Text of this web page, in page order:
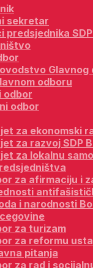
sekretar
predsjednika
Glavnog
odboru
odbor
odbor
za ekonomski
za razvoj SDP
za lokalnu
za afirmaciju i
i narodnosti
za turizam
za reformu
pitanja
za rad i